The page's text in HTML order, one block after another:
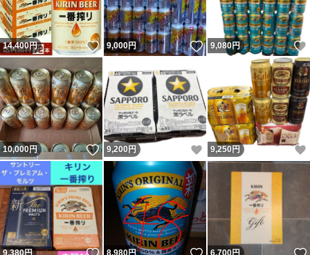
14,400円 いいね！
9,000円 いいね！
9,080円
10,000円 いいね！
9,200 円 いいね！
9,250 円